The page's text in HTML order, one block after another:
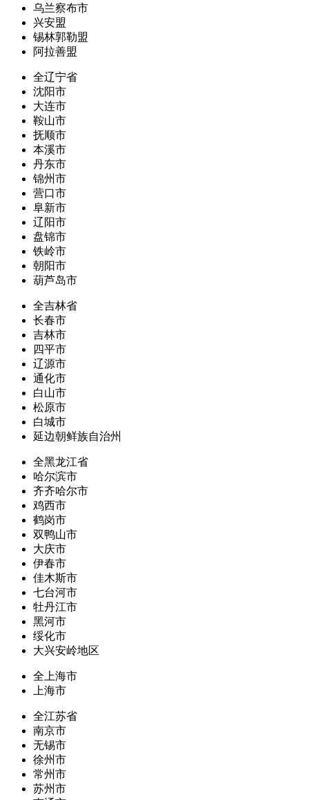
乌兰察布市
兴安盟
锡林郭勒盟
阿拉善盟
全辽宁省
沈阳市
大连市
鞍山市
抚顺市
本溪市
丹东市
锦州市
营口市
阜新市
辽阳市
盘锦市
铁岭市
朝阳市
葫芦岛市
全吉林省
长春市
吉林市
四平市
辽源市
通化市
白山市
松原市
白城市
延边朝鲜族自治州
全黑龙江省
哈尔滨市
齐齐哈尔市
鸡西市
鹤岗市
双鸭山市
大庆市
伊春市
佳木斯市
七台河市
牡丹江市
黑河市
绥化市
大兴安岭地区
全上海市
上海市
全江苏省
南京市
无锡市
徐州市
常州市
苏州市